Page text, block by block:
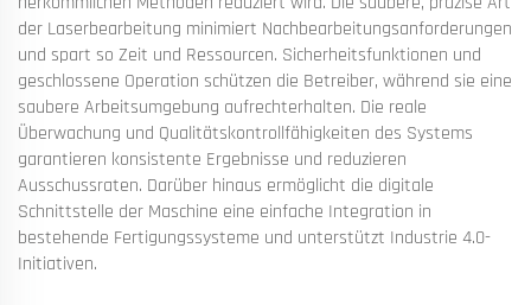
der Laserbearbeitung minimiert Nachbearbeitungsanforderungen
und spart so Zeit und Ressourcen. Sicherheitsfunktionen und
geschlossene Operation schützen die Betreiber, während sie eine
saubere Arbeitsumgebung aufrechterhalten. Die reale
Überwachung und Qualitätskontrollfähigkeiten des Systems
garantieren konsistente Ergebnisse und reduzieren
Ausschussraten. Darüber hinaus ermöglicht die digitale
Schnittstelle der Maschine eine einfache Integration in
bestehende Fertigungssysteme und unterstützt Industrie 4.0-
Initiativen.